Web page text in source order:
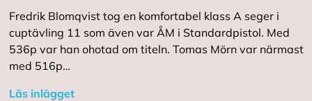
Fredrik Blomqvist tog en komfortabel klass A seger i
cuptävling 11 som även var ÅM i Standardpistol. Med
536p var han ohotad om titeln. Tomas Mörn var närmast
med 516p…
Läs inlägget